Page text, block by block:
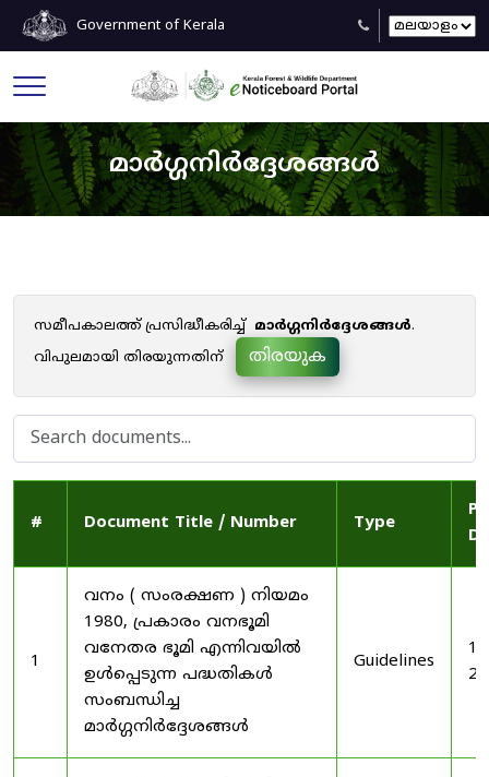
Government of Kerala
മാർഗ്ഗനിർദ്ദേശങ്ങൾ
സമീപകാലത്ത് പ്രസിദ്ധീകരിച്ച് മാർഗ്ഗനിർദ്ദേശങ്ങൾ.
വിപുലമായി തിരയുന്നതിന്
തിരയുക
# Document Title / Number Type
1
വനം ( സംരക്ഷണ ) നിയമം
1980, പ്രകാരം വനഭൂമി
വനേതര ഭൂമി എന്നിവയിൽ
ഉൾപ്പെടുന്ന പദ്ധതികൾ
സംബന്ധിച്ച
മാർഗ്ഗനിർദ്ദേശങ്ങൾ
Guidelines